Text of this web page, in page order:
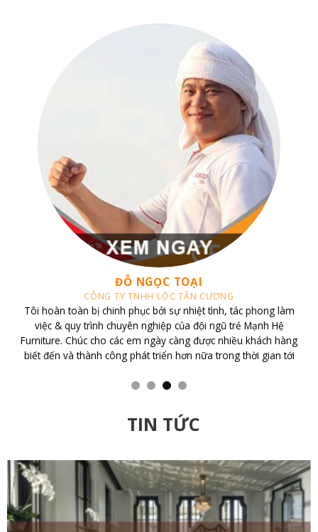
CHỊ TRANG
CĂN HỘ VINHOMES CENTRAL PARK
Tôi sở hữu căn hộ Vinhomes Central Park và đã liên hệ làm việc
với CTY TNHH Nội Thất Mạnh Hệ Tôi đã bất ngờ với tính chuyên
nghiệp của Cty với Thiết kế đẹp, sang trọng, nhân viên nhiệt
tình, trách nhiệm cao. Cám ơn đội ngũ thiết kế và thi công của
TIN TỨC